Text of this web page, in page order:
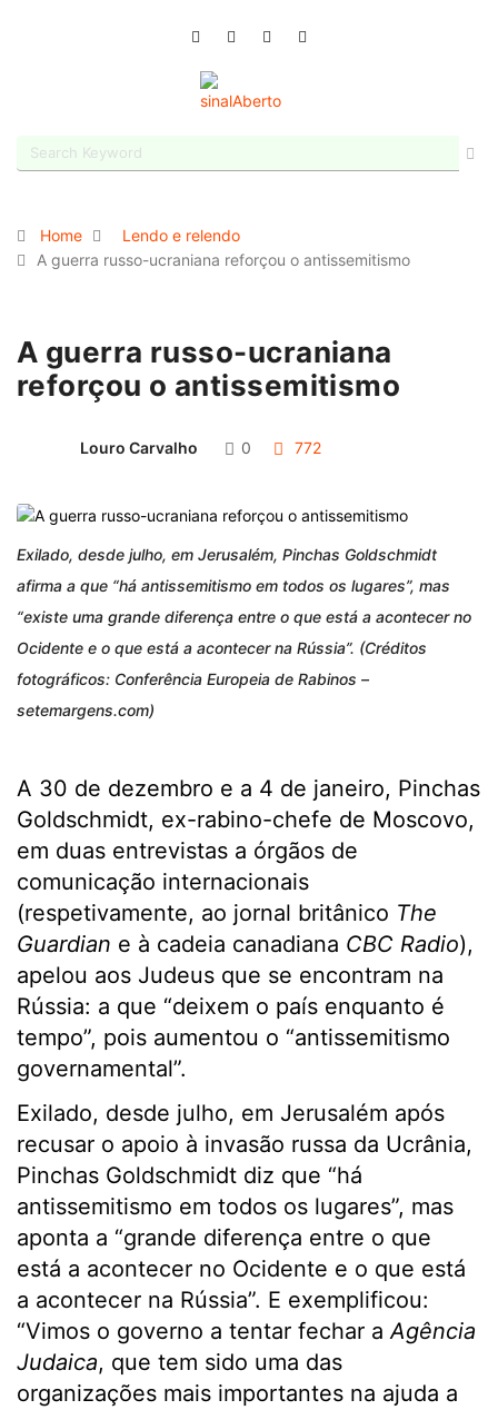
Home
Lendo e relendo
A guerra russo-ucraniana reforçou o antissemitismo
A guerra russo-ucraniana
reforçou o antissemitismo
Louro Carvalho 0 772
Exilado, desde julho, em Jerusalém, Pinchas Goldschmidt
afirma a que “há antissemitismo em todos os lugares”, mas
“existe uma grande diferença entre o que está a acontecer no
Ocidente e o que está a acontecer na Rússia”. (Créditos
fotográficos: Conferência Europeia de Rabinos –
setemargens.com)
A 30 de dezembro e a 4 de janeiro, Pinchas
Goldschmidt, ex-rabino-chefe de Moscovo,
em duas entrevistas a órgãos de
comunicação internacionais
(respetivamente, ao jornal britânico The
Guardian e à cadeia canadiana CBC Radio),
apelou aos Judeus que se encontram na
Rússia: a que “deixem o país enquanto é
tempo”, pois aumentou o “antissemitismo
governamental”.
Exilado, desde julho, em Jerusalém após
recusar o apoio à invasão russa da Ucrânia,
Pinchas Goldschmidt diz que “há
antissemitismo em todos os lugares”, mas
aponta a “grande diferença entre o que
está a acontecer no Ocidente e o que está
a acontecer na Rússia”. E exemplificou:
“Vimos o governo a tentar fechar aAgência
Judaica, que tem sido uma das
organizações mais importantes na ajuda a